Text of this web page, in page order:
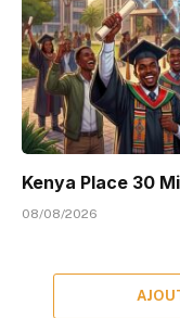
Kenya Place 30
08/08/2026